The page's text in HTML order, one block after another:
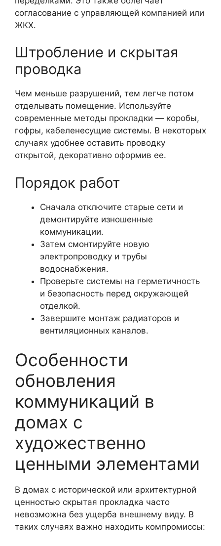
согласование с управляющей компанией или
ЖКХ.
Штробление и скрытая
проводка
Чем меньше разрушений, тем легче потом
отделывать помещение. Используйте
современные методы прокладки — коробы,
гофры, кабеленесущие системы. В некоторых
случаях удобнее оставить проводку
открытой, декоративно оформив ее.
Порядок работ
Сначала отключите старые сети и
демонтируйте изношенные
коммуникации.
Затем смонтируйте новую
электропроводку и трубы
водоснабжения.
Проверьте системы на герметичность
и безопасность перед окружающей
отделкой.
Завершите монтаж радиаторов и
вентиляционных каналов.
Особенности
обновления
коммуникаций в
домах с
художественно
ценными элементами
В домах с исторической или архитектурной
ценностью скрытая прокладка часто
невозможна без ущерба внешнему виду. В
таких случаях важно находить компромиссы: